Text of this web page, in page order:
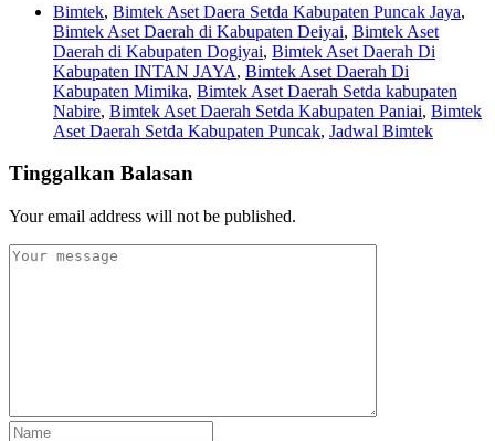
Bimtek, Bimtek Aset Daera Setda Kabupaten Puncak Jaya,
Bimtek Aset Daerah di Kabupaten Deiyai, Bimtek Aset
Daerah di Kabupaten Dogiyai, Bimtek Aset Daerah Di
Kabupaten INTAN JAYA, Bimtek Aset Daerah Di
Kabupaten Mimika, Bimtek Aset Daerah Setda kabupaten
Nabire, Bimtek Aset Daerah Setda Kabupaten Paniai, Bimtek
Aset Daerah Setda Kabupaten Puncak, Jadwal Bimtek
Tinggalkan Balasan
Your email address will not be published.